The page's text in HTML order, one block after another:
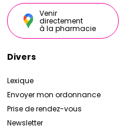
Venir
directement
à la pharmacie
Divers
Lexique
Envoyer mon ordonnance
Prise de rendez-vous
Newsletter